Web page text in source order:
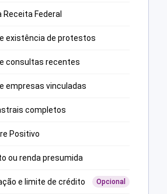
Federal
existência de protestos
consultas recentes
empresas vinculadas
completos
Positivo
ou renda presumida
e limite de crédito Opcional